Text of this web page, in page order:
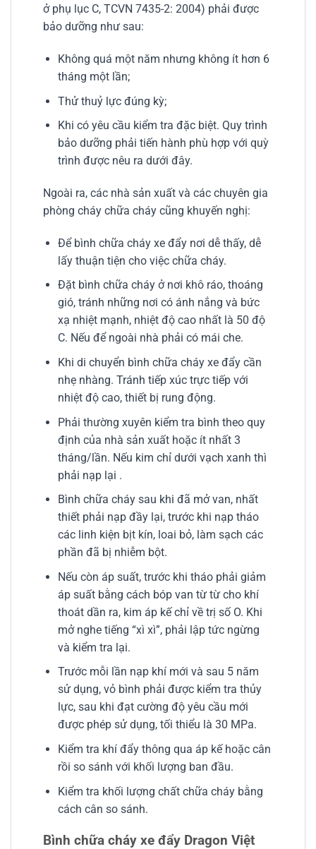
ở phụ lục C, TCVN 7435-2: 2004) phải được
bảo dưỡng như sau:
Không quá một năm nhưng không ít hơn 6
tháng một lần;
Thử thuỷ lực đúng kỳ;
Khi có yêu cầu kiểm tra đặc biệt. Quy trình
bảo dưỡng phải tiến hành phù hợp với quỳ
trình được nêu ra dưới đây.
Ngoài ra, các nhà sản xuất và các chuyên gia
phòng cháy chữa cháy cũng khuyến nghị:
Để bình chữa cháy xe đẩy nơi dễ thấy, dễ
lấy thuận tiện cho việc chữa cháy.
Đặt bình chữa cháy ở nơi khô ráo, thoáng
gió, tránh những nơi có ánh nắng và bức
xạ nhiệt mạnh, nhiệt độ cao nhất là 50 độ
C. Nếu để ngoài nhà phải có mái che.
Khi di chuyển bình chữa cháy xe đẩy cần
nhẹ nhàng. Tránh tiếp xúc trực tiếp với
nhiệt độ cao, thiết bị rung động.
Phải thường xuyên kiểm tra bình theo quy
định của nhà sản xuất hoặc ít nhất 3
tháng/lần. Nếu kim chỉ dưới vạch xanh thì
phải nạp lại .
Bình chữa cháy sau khi đã mở van, nhất
thiết phải nạp đầy lại, trước khi nạp tháo
các linh kiện bịt kín, loai bỏ, làm sạch các
phần đã bị nhiễm bột.
Nếu còn áp suất, trước khi tháo phải giảm
áp suất bằng cách bóp van từ từ cho khí
thoát dần ra, kim áp kế chỉ về trị số O. Khi
mở nghe tiếng “xì xì”, phải lập tức ngừng
và kiểm tra lại.
Trước mỗi lần nạp khí mới và sau 5 năm
sử dụng, vỏ bình phải được kiểm tra thủy
lực, sau khi đạt cường độ yêu cầu mới
được phép sử dụng, tối thiểu là 30 MPa.
Kiểm tra khí đẩy thông qua áp kế hoặc cân
rồi so sánh với khối lượng ban đầu.
Kiểm tra khối lượng chất chữa cháy bằng
cách cân so sánh.
Bình chữa cháy xe đẩy Dragon Việt